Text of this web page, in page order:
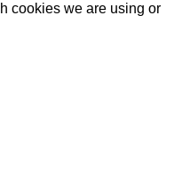
cookies we are using or